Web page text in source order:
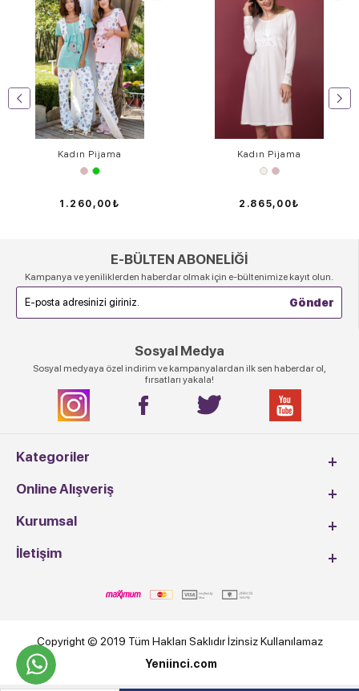
Kadın Pijama
1.260,00₺
Kadın Pijama
2.865,00₺
E-BÜLTEN ABONELİĞİ
Kampanya ve yeniliklerden haberdar olmak için e-bültenimize kayıt olun.
Sosyal Medya
Sosyal medyaya özel indirim ve kampanyalardan ilk sen haberdar ol,
fırsatları yakala!
Kategoriler
Online Alışveriş
Kurumsal
İletişim
Copyright © 2019 Tüm Hakları Saklıdır İzinsiz Kullanılamaz
Yeniinci.com